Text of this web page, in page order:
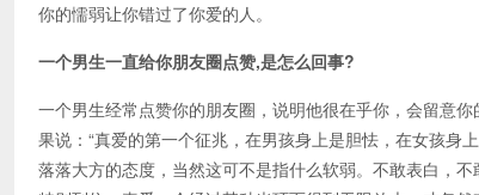
你的懦弱让你错过了你爱的人。
一个男生一直给你朋友圈点赞,是怎么回事?
一个男生经常点赞你的朋友圈，说明他很在乎你，会留意
果说：“真爱的第一个征兆，在男孩身上是胆怯，在女孩身
落落大方的态度，当然这可不是指什么软弱。不敢表白，